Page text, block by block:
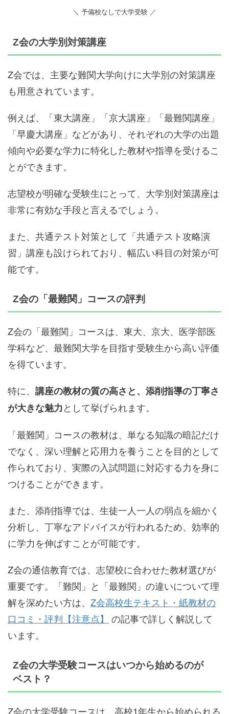
＼ 予備校なしで大学受験 ／
Z会の大学別対策講座
Z会では、主要な難関大学向けに大学別の対策講座
も用意されています。
例えば、「東大講座」「京大講座」「最難関講座」
「早慶大講座」などがあり、それぞれの大学の出題
傾向や必要な学力に特化した教材や指導を受けるこ
とができます。
志望校が明確な受験生にとって、大学別対策講座は
非常に有効な手段と言えるでしょう。
また、共通テスト対策として「共通テスト攻略演
習」講座も設けられており、幅広い科目の対策が可
能です。
Z会の「最難関」コースの評判
Z会の「最難関」コースは、東大、京大、医学部医
学科など、最難関大学を目指す受験生から高い評価
を得ています。
特に、 講座の教材の質の高さと、添削指導の丁寧さ
が大きな魅力として挙げられます。
「最難関」コースの教材は、単なる知識の暗記だけ
でなく、深い理解と応用力を養うことを目的として
作られており、実際の入試問題に対応する力を身に
つけることができます。
また、添削指導では、生徒一人一人の弱点を細かく
分析し、丁寧なアドバイスが行われるため、効率的
に学力を伸ばすことが可能です。
Z会の通信教育では、志望校に合わせた教材選びが
重要です。「難関」と「最難関」の違いについて理
解を深めたい方は、 Z会高校生テキスト・紙教材の
口コミ・評判【注意点】
の記事で詳しく解説して
います。
Z会の大学受験コースはいつから始めるのが
ベスト？
Z会の大学受験コースは、高校1年生から始められる